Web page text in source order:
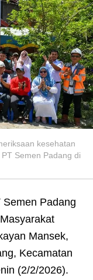
kesehatan
Semen Padang di
Padang
Mansek,
Kecamatan
(2/2/2026).